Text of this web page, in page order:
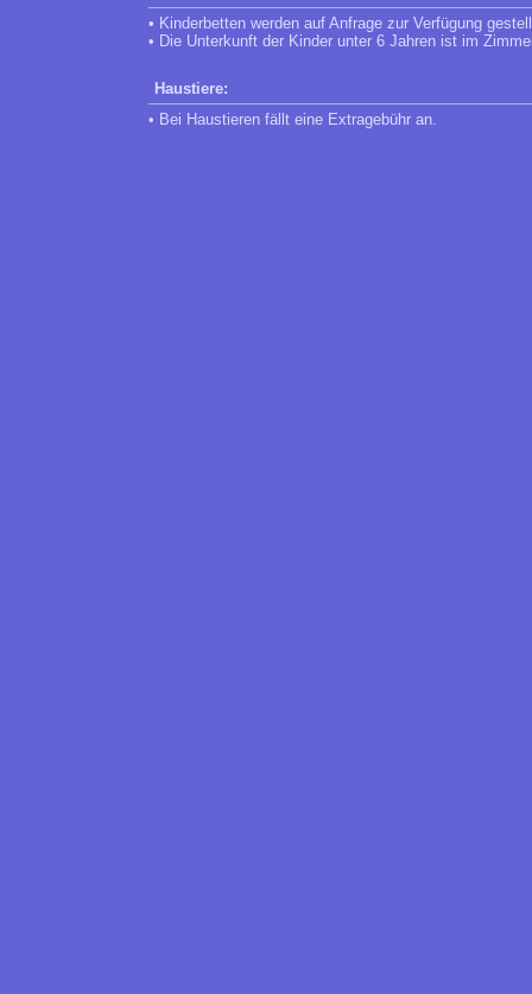
• Kinderbetten werden auf Anfrage zur Verfügung
• Die Unterkunft der Kinder unter 6 Jahren ist im
Haustiere:
• Bei Haustieren fällt eine Extragebühr an.